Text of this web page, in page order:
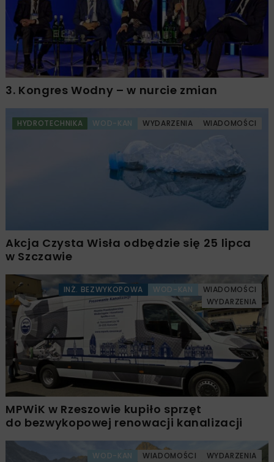
3. Kongres Wodny – w nurcie zmian
HYDROTECHNIKA WOD-KAN WYDARZENIA WIADOMOŚCI
Akcja Czysta Wisła odbędzie się 25 lipca
w Szczawie
INŻ. BEZWYKOPOWA WOD-KAN
WIADOMOŚCI
WYDARZENIA
MPWiK w Rzeszowie kupiło sprzęt
do bezwykopowej renowacji kanalizacji
WOD-KAN WIADOMOŚCI WYDARZENIA